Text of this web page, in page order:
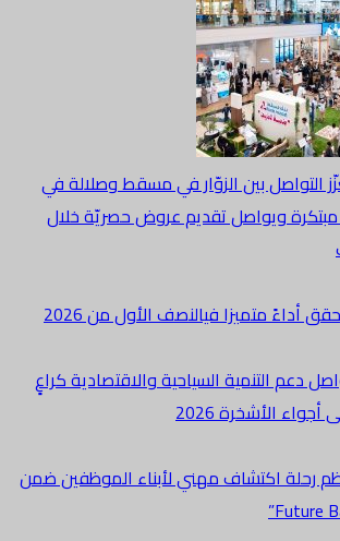
التواصل بين الزوّار في مسقط وصلالة في
مبتكرة ويواصل تقديم عروض حصريّة خلال
أداءً متميزا فيالنصف الأول من 2026
دعم التنمية السياحية والاقتصادية كراعٍ
الأشخرة 2026
رحلة اكتشاف مهني لأبناء الموظفين ضمن